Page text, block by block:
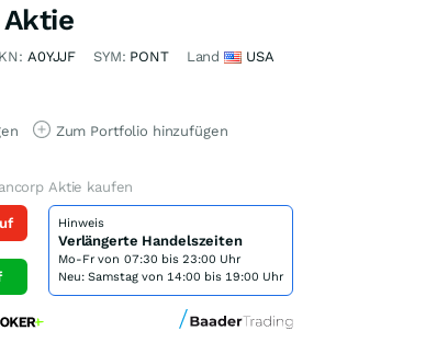
A0YJJF SYM: PONT Land USA
Zum Portfolio hinzufügen
Aktie kaufen
Hinweis
Verlängerte Handelszeiten
Mo-Fr von 07:30 bis 23:00 Uhr
Neu: Samstag von 14:00 bis 19:00 Uhr